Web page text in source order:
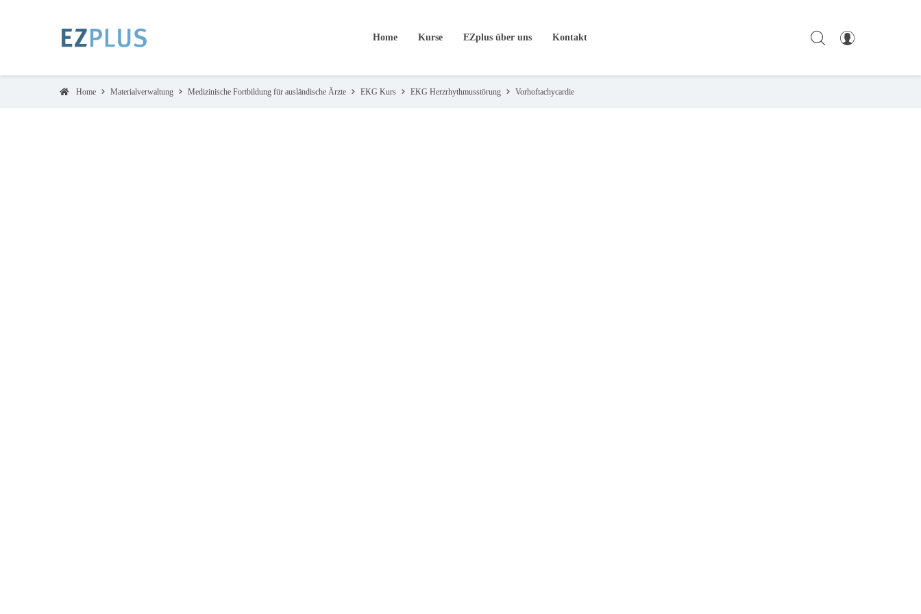
Home Kurse EZplus über uns Kontakt
Home Materialverwaltung Medizinische Fortbildung für ausländische Ärzte EKG Kurs EKG Herzrhythmusstörung Vorhoftachycardie